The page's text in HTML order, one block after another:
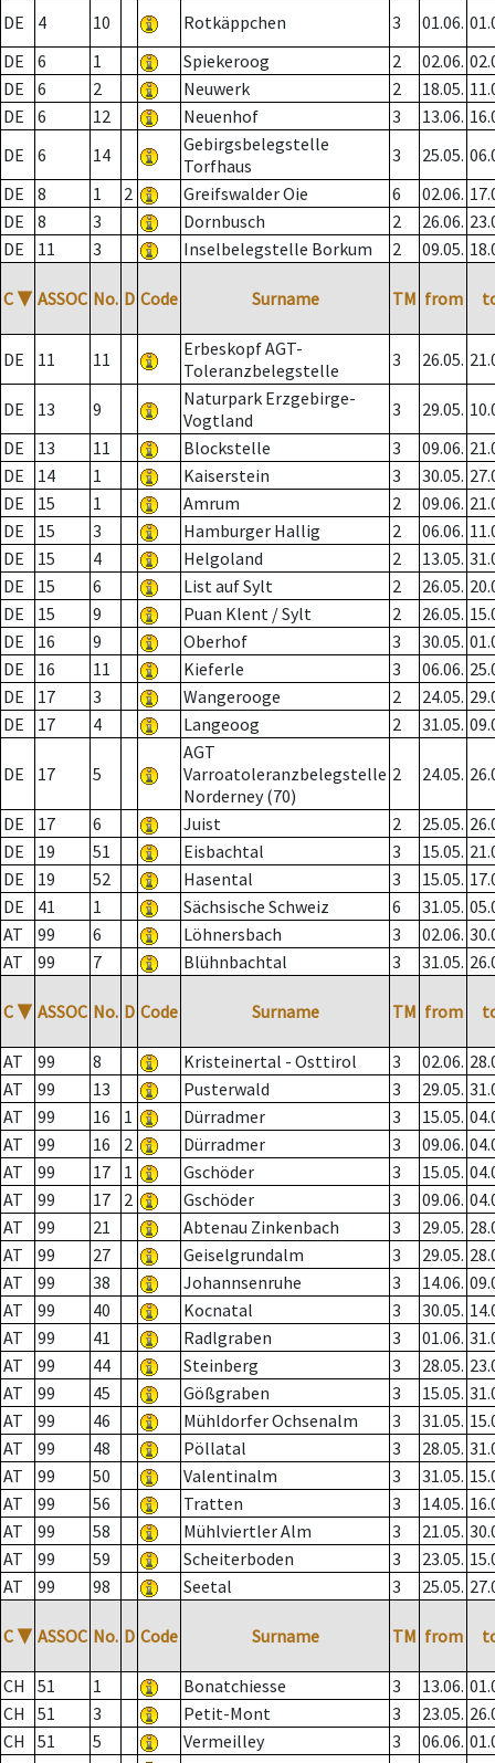
DE
4 10 Rotkäppchen 3 01.06.
DE
6 1 Spiekeroog 2 02.06.
DE
6 2 Neuwerk 2 18.05.
DE
6 12 Neuenhof 3 13.06.
DE
6 14
Gebirgsbelegstelle
Torfhaus
3 25.05.
DE
8 1 2 Greifswalder Oie 6 02.06.
DE
8 3 Dornbusch 2 26.06.
DE
11 3 Inselbelegstelle Borkum 2 09.05.
C ▼ ASSOC No. D Code Surname TM from
DE 11 11
Erbeskopf AGT-
Toleranzbelegstelle
3 26.05.
DE 13 9
Naturpark Erzgebirge-
Vogtland
3 29.05.
DE
13 11 Blockstelle 3 09.06.
DE
14 1 Kaiserstein 3 30.05.
DE
15 1 Amrum 2 09.06.
DE
15 3 Hamburger Hallig 2 06.06.
DE
15 4 Helgoland 2 13.05.
DE
15 6 List auf Sylt 2 26.05.
DE
15 9 Puan Klent / Sylt 2 26.05.
DE
16 9 Oberhof 3 30.05.
DE
16 11 Kieferle 3 06.06.
DE
17 3 Wangerooge 2 24.05.
DE
17 4 Langeoog 2 31.05.
DE 17 5
AGT
Varroatoleranzbelegstelle
Norderney (70)
2 24.05.
DE 17 6 Juist 2 25.05.
DE
19 51 Eisbachtal 3 15.05.
DE
19 52 Hasental 3 15.05.
DE
41 1 Sächsische Schweiz 6 31.05.
AT
99 6 Löhnersbach 3 02.06.
AT
99 7 Blühnbachtal 3 31.05.
C ▼ ASSOC No. D Code Surname TM from
AT 99 8 Kristeinertal - Osttirol 3 02.06.
AT
99 13 Pusterwald 3 29.05.
AT
99 16 1 Dürradmer 3 15.05.
AT
99 16 2 Dürradmer 3 09.06.
AT
99 17 1 Gschöder 3 15.05.
AT
99 17 2 Gschöder 3 09.06.
AT
99 21 Abtenau Zinkenbach 3 29.05.
AT
99 27 Geiselgrundalm 3 29.05.
AT
99 38 Johannsenruhe 3 14.06.
AT
99 40 Kocnatal 3 30.05.
AT
99 41 Radlgraben 3 01.06.
AT
99 44 Steinberg 3 28.05.
AT
99 45 Gößgraben 3 15.05.
AT
99 46 Mühldorfer Ochsenalm 3 31.05.
AT
99 48 Pöllatal 3 28.05.
AT
99 50 Valentinalm 3 31.05.
AT
99 56 Tratten 3 14.05.
AT
99 58 Mühlviertler Alm 3 21.05.
AT
99 59 Scheiterboden 3 23.05.
AT
99 98 Seetal 3 25.05.
C ▼ ASSOC No. D Code Surname TM from
CH 51 1 Bonatchiesse 3 13.06.
CH
51 3 Petit-Mont 3 23.05.
CH
51 5 Vermeilley 3 06.06.